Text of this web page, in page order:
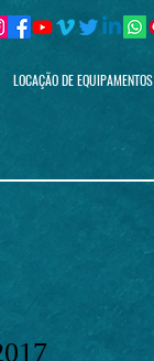
LOCAÇÃO DE EQUIPAMENTOS